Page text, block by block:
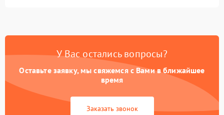
У Вас остались вопросы?
Оставьте заявку, мы свяжемся с Вами в ближайшее
время
Заказать звонок